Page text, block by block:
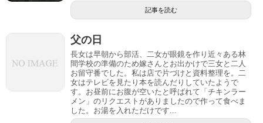
記事を読む
父の日
長女は早朝から部活、二女が眼鏡を作り近々ある林
間学校の準備のため嫁さんとお出かけで三女と二人
お留守番でした。私は店で片づけと資料整理を。二
女はテレビを見たり本を読んだりしていたようで
す。お昼前にお腹が空いたと呼ばれて「チキンラー
メン」のリクエストがありましたので作って食べま
した。お湯を入れただけです...